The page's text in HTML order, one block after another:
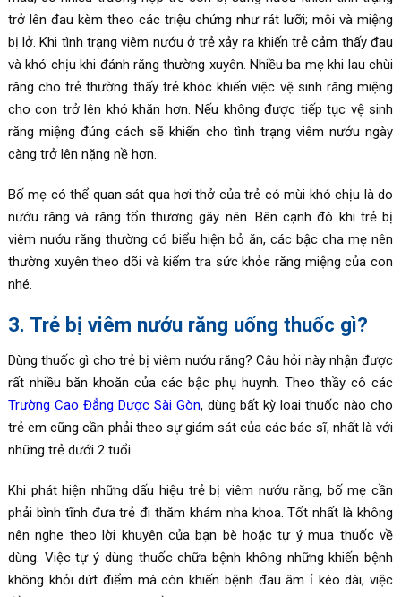
trở lên đau kèm theo các triệu chứng như rát lưỡi; môi và miệng
bị lở. Khi tình trạng viêm nướu ở trẻ xảy ra khiến trẻ cảm thấy đau
và khó chịu khi đánh răng thường xuyên. Nhiều ba mẹ khi lau chùi
răng cho trẻ thường thấy trẻ khóc khiến việc vệ sinh răng miệng
cho con trở lên khó khăn hơn. Nếu không được tiếp tục vệ sinh
răng miệng đúng cách sẽ khiến cho tình trạng viêm nướu ngày
càng trở lên nặng nề hơn.
Bố mẹ có thể quan sát qua hơi thở của trẻ có mùi khó chịu là do
nướu răng và răng tổn thương gây nên. Bên cạnh đó khi trẻ bị
viêm nướu răng thường có biểu hiện bỏ ăn, các bậc cha mẹ nên
thường xuyên theo dõi và kiểm tra sức khỏe răng miệng của con
nhé.
3. Trẻ bị viêm nướu răng uống thuốc gì?
Dùng thuốc gì cho trẻ bị viêm nướu răng? Câu hỏi này nhận được
rất nhiều băn khoăn của các bậc phụ huynh. Theo thầy cô các
Trường Cao Đẳng Dược Sài Gòn, dùng bất kỳ loại thuốc nào cho
trẻ em cũng cần phải theo sự giám sát của các bác sĩ, nhất là với
những trẻ dưới 2 tuổi.
Khi phát hiện những dấu hiệu trẻ bị viêm nướu răng, bố mẹ cần
phải bình tĩnh đưa trẻ đi thăm khám nha khoa. Tốt nhất là không
nên nghe theo lời khuyên của bạn bè hoặc tự ý mua thuốc về
dùng. Việc tự ý dùng thuốc chữa bệnh không những khiến bệnh
không khỏi dứt điểm mà còn khiến bệnh đau âm ỉ kéo dài, việc